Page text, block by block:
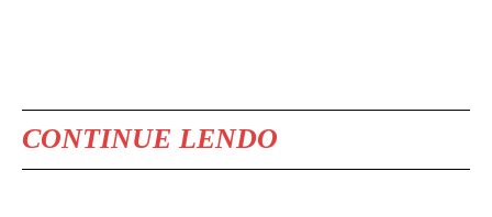
CONTINUE LENDO